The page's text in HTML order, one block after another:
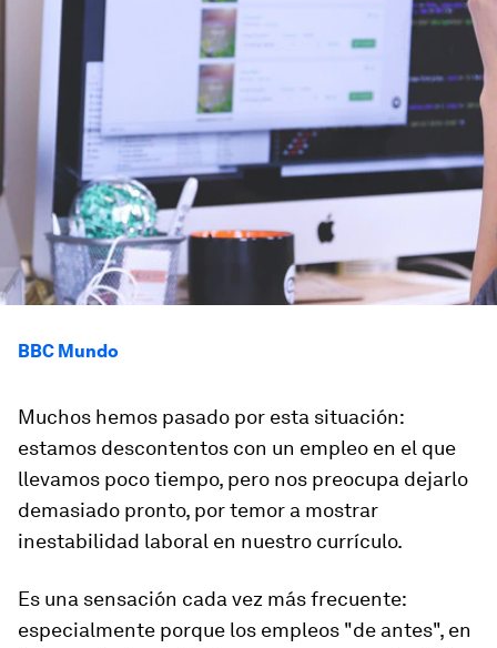
BBC Mundo
Muchos hemos pasado por esta situación:
estamos descontentos con un empleo en el que
llevamos poco tiempo, pero nos preocupa dejarlo
demasiado pronto, por temor a mostrar
inestabilidad laboral en nuestro currículo.
Es una sensación cada vez más frecuente:
especialmente porque los empleos "de antes", en